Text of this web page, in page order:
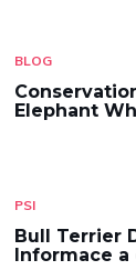
BLOG
Elephant
PSI
Bull Terrier
Informace a